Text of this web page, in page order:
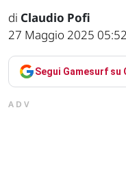
di Claudio Pofi
27 Maggio 2025 05:52
Segui Gamesurf su
ADV